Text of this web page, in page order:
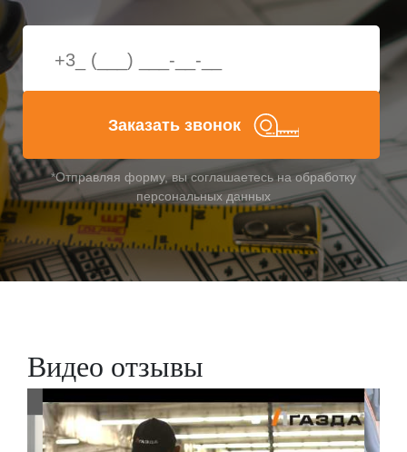
Заказать звонок
*Отправляя форму, вы соглашаетесь на обработку
персональных данных
Видео отзывы